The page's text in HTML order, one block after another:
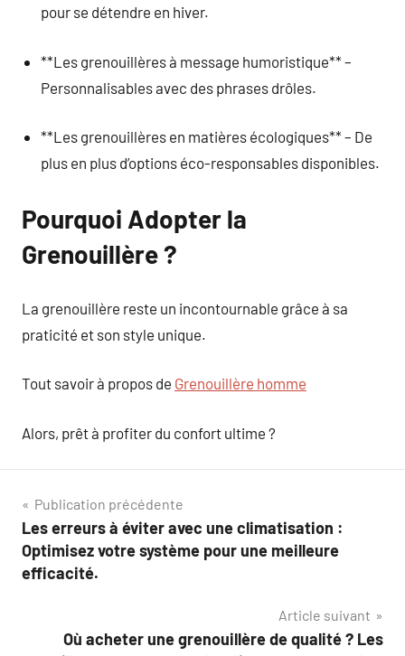
pour se détendre en hiver.
**Les grenouillères à message humoristique** –
Personnalisables avec des phrases drôles.
**Les grenouillères en matières écologiques** – De
plus en plus d’options éco-responsables disponibles.
Pourquoi Adopter la
Grenouillère ?
La grenouillère reste un incontournable grâce à sa
praticité et son style unique.
Tout savoir à propos de Grenouillère homme
Alors, prêt à profiter du confort ultime ?
Navigation
de
l’article
Publication précédente
Les erreurs à éviter avec une climatisation :
Optimisez votre système pour une meilleure
efficacité.
Article suivant
Où acheter une grenouillère de qualité ? Les